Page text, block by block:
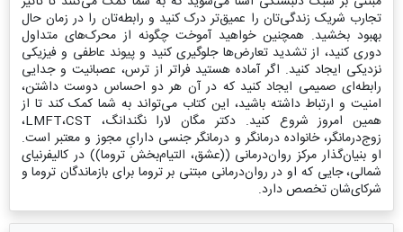
تجارب شریک زندگی‌تان را عمیق‌تر درک کنید و رابطه‌تان را در زمان حال
بهبود بخشید. همچنین خواهید آموخت چگونه از محرک‌های متداول
دوری کنید، از تشدید تعارض‌ها جلوگیری کنید و پیوند عاطفی و فیزیکی
نزدیکی ایجاد کنید. اگر آماده هستید فراتر از ترس، عصبانیت و جدایی
رابطه‌ای صمیمی ایجاد کنید که در آن هر دو احساس دوست داشتن،
امنیت و ارتباط داشته باشید، این کتاب می‌تواند به شما کمک کند تا از
همین امروز شروع کنید. دکتر مگان لارا نگندانگ، LMFT،CST،
زوج‌درمانگر، خانواده درمانگر و درمانگر جنسی دارایِ مجوز و معتبر است.
او بنیان‌گذار مرکز روان‌درمانی ((عشق، التیام‌بخش تروما)) در کالیفرنیای
شمالی، جایی که او در روان‌درمانی مبتنی بر تروما برای بازماندگان تروما و
شرکای‌شان تخصص دارد.